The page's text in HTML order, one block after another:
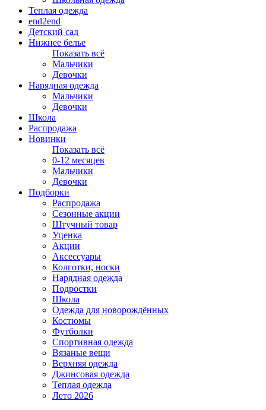
Теплая одежда
end2end
Детский сад
Нижнее белье
Показать всё
Мальчики
Девочки
Нарядная одежда
Мальчики
Девочки
Школа
Распродажа
Новинки
Показать всё
0-12 месяцев
Мальчики
Девочки
Подборки
Распродажа
Сезонные акции
Штучный товар
Уценка
Акции
Аксессуары
Колготки, носки
Нарядная одежда
Подростки
Школа
Одежда для новорождённых
Костюмы
Футболки
Спортивная одежда
Вязаные вещи
Верхняя одежда
Джинсовая одежда
Теплая одежда
Лето 2026